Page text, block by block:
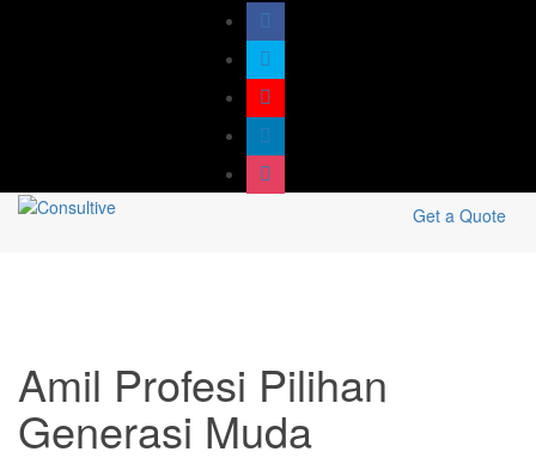
Get a Quote
Amil Profesi Pilihan
Generasi Muda